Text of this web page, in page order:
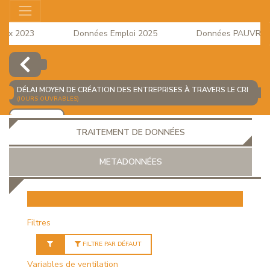
2023 Données Emploi 2025
Données
Consommation du mois d'Avril 2026 est disponible
DÉLAI MOYEN DE CRÉATION DES ENTREPRISES À TRAVERS LE CRI
(JOURS OUVRABLES)
AJOUTER
TRAITEMENT DE DONNÉES
METADONNÉES
Filtres
FILTRE PAR DÉFAUT
Variables de ventilation